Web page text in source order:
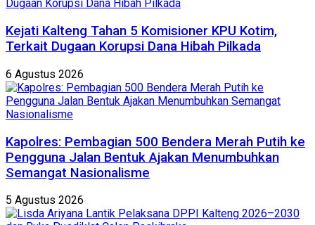
Kejati Kalteng Tahan 5 Komisioner KPU Kotim,
Terkait Dugaan Korupsi Dana Hibah Pilkada
6 Agustus 2026
Kapolres: Pembagian 500 Bendera Merah Putih ke
Pengguna Jalan Bentuk Ajakan Menumbuhkan
Semangat Nasionalisme
5 Agustus 2026